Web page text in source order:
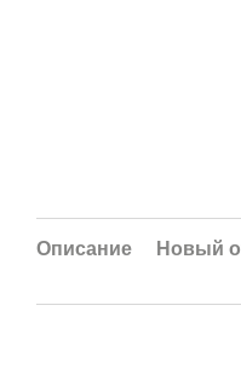
Описание Новый